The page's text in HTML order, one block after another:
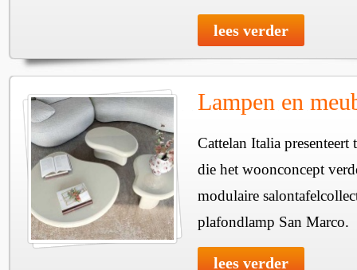
lees verder
Lampen en
Cattelan Italia
die het woonconcept
modulaire
plafondlamp San Marco.
lees verder